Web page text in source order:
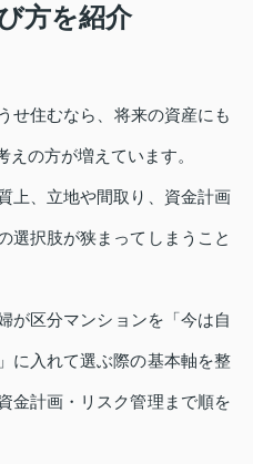
方を紹介
せ住むなら、将来の資産にも
の方が増えています。
上、立地や間取り、資金計画
選択肢が狭まってしまうこと
が区分マンションを「今は自
に入れて選ぶ際の基本軸を整
金計画・リスク管理まで順を